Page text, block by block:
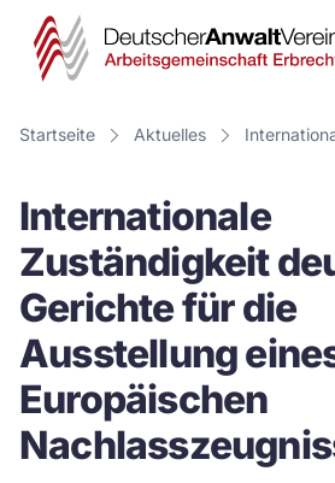
Startseite Aktuelles
Internationale
Zuständigkeit
Gerichte für die
Ausstellung
Europäischen